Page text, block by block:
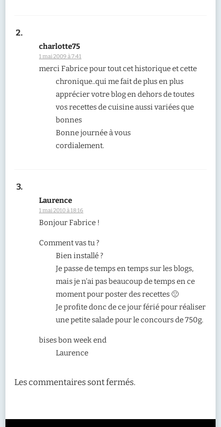
charlotte75
1 mai 2009 à 7:41
merci Fabrice pour tout cet historique et cette
chronique..qui me fait de plus en plus
apprécier votre blog en dehors de toutes
vos recettes de cuisine aussi variées que
bonnes
Bonne journée à vous
cordialement.
Laurence
1 mai 2010 à 18:16
Bonjour Fabrice !
Comment vas tu ?
Bien installé ?
Je passe de temps en temps sur les blogs,
mais je n’ai pas beaucoup de temps en ce
moment pour poster des recettes 🙁
Je profite donc de ce jour férié pour réaliser
une petite salade pour le concours de 750g.
bises bon week end
Laurence
Les commentaires sont fermés.